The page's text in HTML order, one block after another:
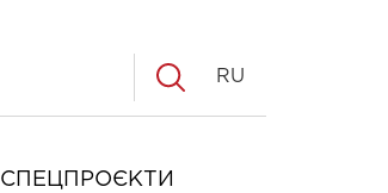
RU
СПЕЦПРОЄКТИ